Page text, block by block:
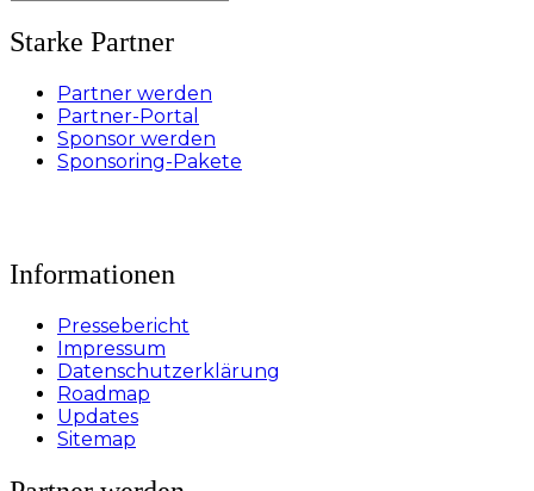
Starke Partner
Partner werden
Partner-Portal
Sponsor werden
Sponsoring-Pakete
Informationen
Pressebericht
Impressum
Datenschutzerklärung
Roadmap
Updates
Sitemap